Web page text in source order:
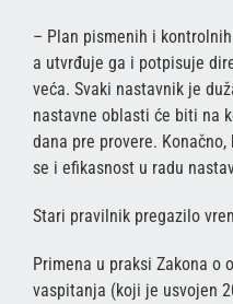
– Plan pismenih i
a utvrđuje ga i potpisuje
veća. Svaki nastavnik je
nastavne oblasti će biti na
dana pre provere.
se i efikasnost u radu
Stari pravilnik pregazilo
Primena u praksi Zakona o
vaspitanja (koji je usvojen